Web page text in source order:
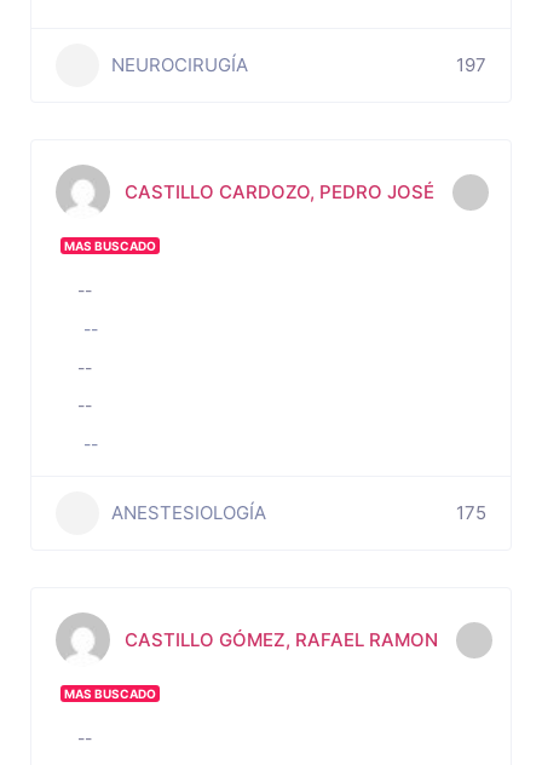
NEUROCIRUGÍA 197
CASTILLO CARDOZO, PEDRO JOSÉ
MAS BUSCADO
--
--
--
--
--
ANESTESIOLOGÍA 175
CASTILLO GÓMEZ, RAFAEL RAMON
MAS BUSCADO
--